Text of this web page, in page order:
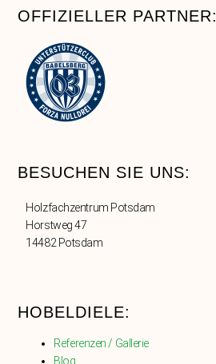
OFFIZIELLER PARTNER:
BESUCHEN SIE UNS:
Holzfachzentrum Potsdam
Horstweg 47
14482 Potsdam
HOBELDIELE:
Referenzen / Gallerie
Blog